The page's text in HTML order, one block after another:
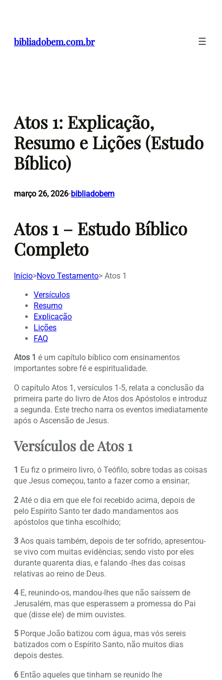
conteúdo
bibliadobem.com.br
Atos 1: Explicação,
Resumo e Lições (Estudo
Bíblico)
março 26, 2026•bibliadobem
Atos 1 – Estudo Bíblico
Completo
Início>Novo Testamento> Atos 1
Versículos
Resumo
Explicação
Lições
FAQ
Atos 1 é um capítulo bíblico com ensinamentos
importantes sobre fé e espiritualidade.
O capítulo Atos 1, versículos 1-5, relata a conclusão da
primeira parte do livro de Atos dos Apóstolos e introduz
a segunda. Este trecho narra os eventos imediatamente
após o Ascensão de Jesus.
Versículos de Atos 1
1 Eu fiz o primeiro livro, ó Teófilo, sobre todas as coisas
que Jesus começou, tanto a fazer como a ensinar;
2 Até o dia em que ele foi recebido acima, depois de
pelo Espírito Santo ter dado mandamentos aos
apóstolos que tinha escolhido;
3 Aos quais também, depois de ter sofrido, apresentou-
se vivo com muitas evidências; sendo visto por eles
durante quarenta dias, e falando -lhes das coisas
relativas ao reino de Deus.
4E, reunindo-os, mandou-lhes que não saíssem de
Jerusalém, mas que esperassem a promessa do Pai
que (disse ele) de mim ouvistes.
5 Porque João batizou com água, mas vós sereis
batizados com o Espírito Santo, não muitos dias
depois destes.
6 Então aqueles que tinham se reunido lhe